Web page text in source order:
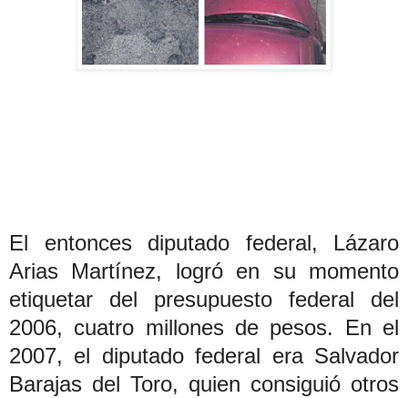
El entonces diputado federal, Lázaro
Arias Martínez, logró en su momento
etiquetar del presupuesto federal del
2006, cuatro millones de pesos. En el
2007, el diputado federal era Salvador
Barajas del Toro, quien consiguió otros